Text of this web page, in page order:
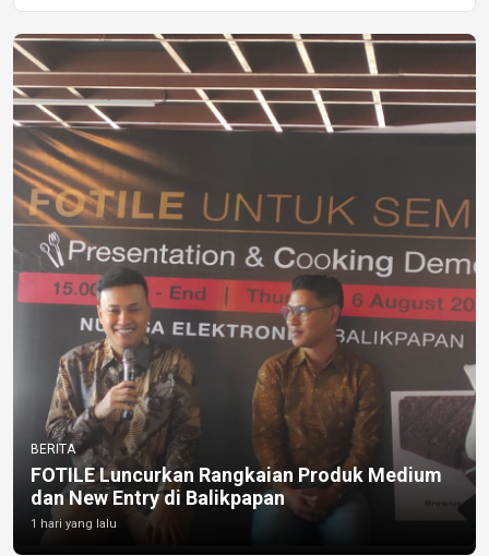
BERITA
FOTILE Luncurkan Rangkaian Produk Medium
dan New Entry di Balikpapan
1 hari yang lalu